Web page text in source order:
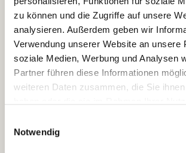
zu können und die Zugriffe auf unsere
analysieren. Außerdem geben wir
Verwendung unserer Website an unsere
soziale Medien, Werbung und Analysen
Partner führen diese Informationen
weiteren Daten zusammen, die Sie
Wenn Sie auf „Cookies zulassen“
Sie der Speicherung sämtlicher
Notwendig
verarbeitet, auf IT- Systemen der Garitz
GmbH, Heinrich-von-Kleist-Straße 2, 97688 Bad
(Betreiber) gespeichert und an die für das
verantwortliche Stelle zur Kontaktaufnahme
werden.
Diese Einwilligungserklärung kann ich jederzeit
Weitere Details können Sie der